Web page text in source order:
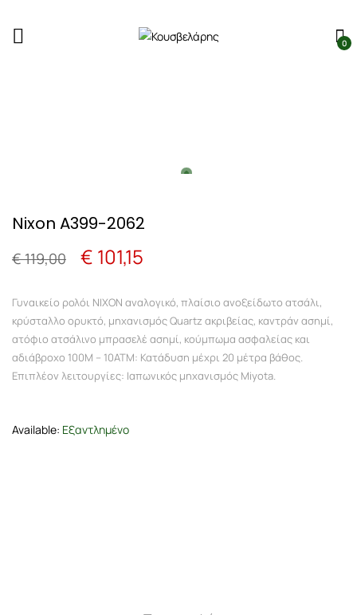
0
Nixon A399-2062
€119,00
Original
was:
€ 119,00.
€ 101,15
τιμή
είναι:
€ 101,15.
Γυναικείο ρολόι NIXON αναλογικό, πλαίσιο ανοξείδωτο ατσάλι,
κρύσταλλο ορυκτό, μηχανισμός Quartz ακριβείας, καντράν ασημί,
ατόφιο ατσάλινο μπρασελέ ασημί, κούμπωμα ασφαλείας και
αδιάβροχο 100M – 10ΑΤΜ: Κατάδυση μέχρι 20 μέτρα βάθος.
Επιπλέον λειτουργίες: Ιαπωνικός μηχανισμός Miyota.
Available: Εξαντλημένο